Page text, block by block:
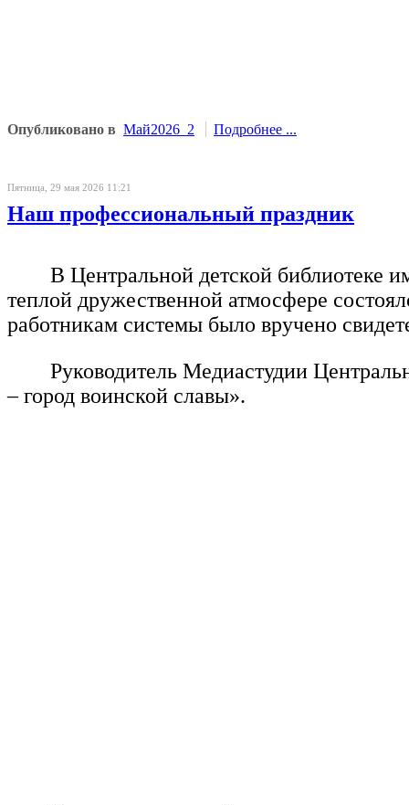
Опубликовано в Май2026_2 Подробнее ...
Пятница, 29 мая 2026 11:21
Наш профессиональный праздник
В Центральной детской библиотеке
теплой дружественной атмосфере
работникам системы было вручено
Руководитель Медиастудии
– город воинской славы».